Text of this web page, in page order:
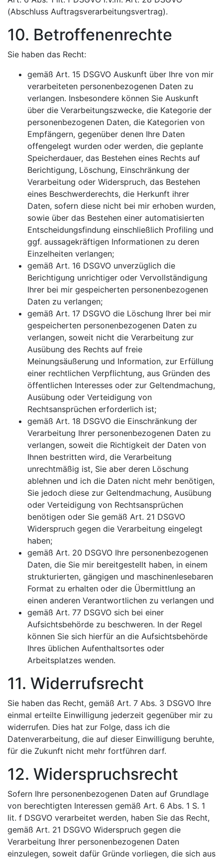
(Abschluss Auftragsverarbeitungsvertrag).
10. Betroffenenrechte
Sie haben das Recht:
gemäß Art. 15 DSGVO Auskunft über Ihre von mir
verarbeiteten personenbezogenen Daten zu
verlangen. Insbesondere können Sie Auskunft
über die Verarbeitungszwecke, die Kategorie der
personenbezogenen Daten, die Kategorien von
Empfängern, gegenüber denen Ihre Daten
offengelegt wurden oder werden, die geplante
Speicherdauer, das Bestehen eines Rechts auf
Berichtigung, Löschung, Einschränkung der
Verarbeitung oder Widerspruch, das Bestehen
eines Beschwerderechts, die Herkunft ihrer
Daten, sofern diese nicht bei mir erhoben wurden,
sowie über das Bestehen einer automatisierten
Entscheidungsfindung einschließlich Profiling und
ggf. aussagekräftigen Informationen zu deren
Einzelheiten verlangen;
gemäß Art. 16 DSGVO unverzüglich die
Berichtigung unrichtiger oder Vervollständigung
Ihrer bei mir gespeicherten personenbezogenen
Daten zu verlangen;
gemäß Art. 17 DSGVO die Löschung Ihrer bei mir
gespeicherten personenbezogenen Daten zu
verlangen, soweit nicht die Verarbeitung zur
Ausübung des Rechts auf freie
Meinungsäußerung und Information, zur Erfüllung
einer rechtlichen Verpflichtung, aus Gründen des
öffentlichen Interesses oder zur Geltendmachung,
Ausübung oder Verteidigung von
Rechtsansprüchen erforderlich ist;
gemäß Art. 18 DSGVO die Einschränkung der
Verarbeitung Ihrer personenbezogenen Daten zu
verlangen, soweit die Richtigkeit der Daten von
Ihnen bestritten wird, die Verarbeitung
unrechtmäßig ist, Sie aber deren Löschung
ablehnen und ich die Daten nicht mehr benötigen,
Sie jedoch diese zur Geltendmachung, Ausübung
oder Verteidigung von Rechtsansprüchen
benötigen oder Sie gemäß Art. 21 DSGVO
Widerspruch gegen die Verarbeitung eingelegt
haben;
gemäß Art. 20 DSGVO Ihre personenbezogenen
Daten, die Sie mir bereitgestellt haben, in einem
strukturierten, gängigen und maschinenlesebaren
Format zu erhalten oder die Übermittlung an
einen anderen Verantwortlichen zu verlangen und
gemäß Art. 77 DSGVO sich bei einer
Aufsichtsbehörde zu beschweren. In der Regel
können Sie sich hierfür an die Aufsichtsbehörde
Ihres üblichen Aufenthaltsortes oder
Arbeitsplatzes wenden.
11. Widerrufsrecht
Sie haben das Recht, gemäß Art. 7 Abs. 3 DSGVO Ihre
einmal erteilte Einwilligung jederzeit gegenüber mir zu
widerrufen. Dies hat zur Folge, dass ich die
Datenverarbeitung, die auf dieser Einwilligung beruhte,
für die Zukunft nicht mehr fortführen darf.
12. Widerspruchsrecht
Sofern Ihre personenbezogenen Daten auf Grundlage
von berechtigten Interessen gemäß Art. 6 Abs. 1 S. 1
lit. f DSGVO verarbeitet werden, haben Sie das Recht,
gemäß Art. 21 DSGVO Widerspruch gegen die
Verarbeitung Ihrer personenbezogenen Daten
einzulegen, soweit dafür Gründe vorliegen, die sich aus